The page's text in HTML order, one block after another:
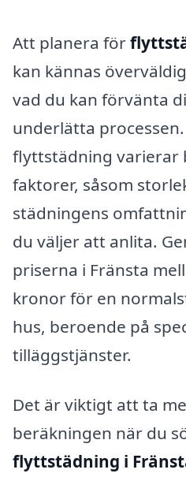
Att planera för
kan kännas
vad du kan förvänta
underlätta
flyttstädning varierar
faktorer, såsom
städningens
du väljer att anlita.
priserna i Fränsta
kronor för en
hus, beroende på
tilläggstjänster.
Det är viktigt att ta
beräkningen när du
flyttstädning i